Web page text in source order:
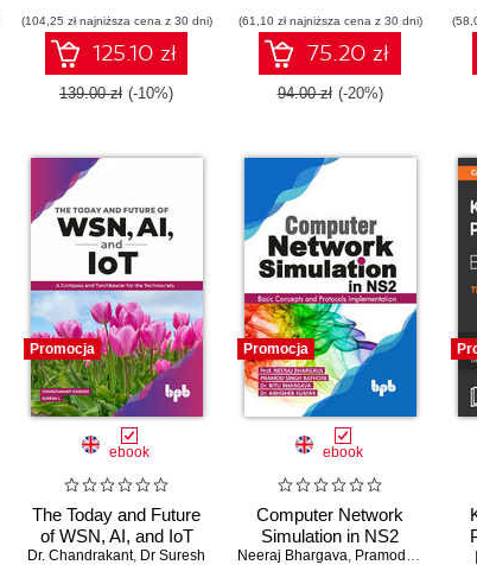
LTE networks using ns-
3
(104,25 zł najniższa cena z 30 dni)
125.10 zł
139.00 zł (-10%)
(61,10 zł najniższa cena z 30 dni)
75.20 zł
94.00 zł (-20%)
Promocja
ebook
The Today and Future
of WSN, AI, and IoT
Dr. Chandrakant, Dr Suresh
Promocja
ebook
Computer Network
Simulation in NS2
Neeraj Bhargava, Pramod Singh Rathore